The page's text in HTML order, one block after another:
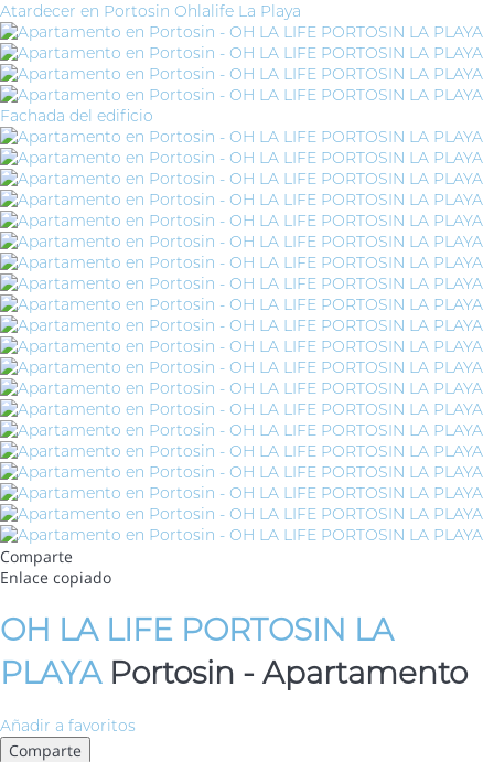
Atardecer en Portosin Ohlalife La Playa
Fachada del edificio
Comparte
Enlace copiado
OH LA LIFE PORTOSIN LA
PLAYA Portosin - Apartamento
Añadir a favoritos
Comparte